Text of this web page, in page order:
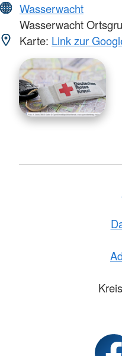
Wasserwacht
Wasserwacht
Karte: Link zur